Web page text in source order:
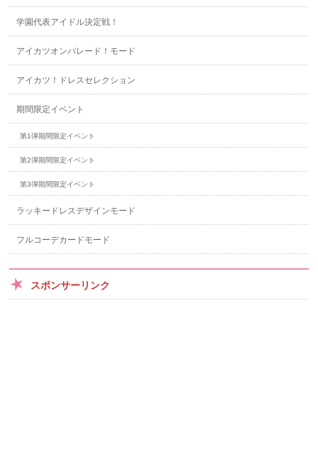
学園代表アイドル決定戦！
アイカツオンパレード！モード
アイカツ！ドレスセレクション
期間限定イベント
第1弾期間限定イベント
第2弾期間限定イベント
第3弾期間限定イベント
ラッキードレスデザインモード
フルコーデカードモード
スポンサーリンク